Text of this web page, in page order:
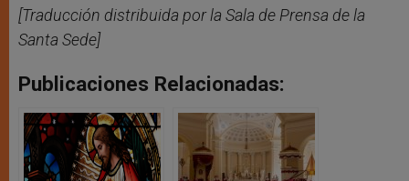
[Traducción distribuida por la Sala de Prensa de la
Santa Sede]
Publicaciones Relacionadas: